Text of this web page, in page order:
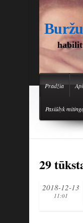
Pradžia
Pasiūlyk
29
2018-12-13
11:01